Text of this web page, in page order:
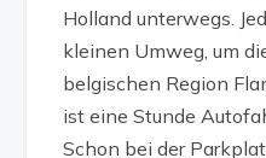
Holland unterwegs.
kleinen Umweg, um
belgischen Region
ist eine Stunde
Schon bei der